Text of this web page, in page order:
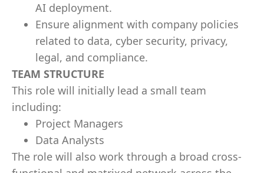
AI deployment.
Ensure alignment with company policies
related to data, cyber security, privacy,
legal, and compliance.
TEAM STRUCTURE
This role will initially lead a small team
including:
Project Managers
Data Analysts
The role will also work through a broad cross-